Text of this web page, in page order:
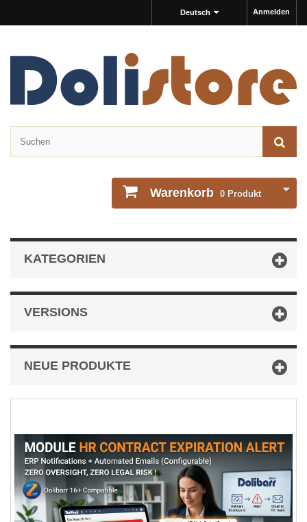
Anmelden
Deutsch
Warenkorb 0 Produkt
KATEGORIEN
VERSIONS
NEUE PRODUKTE